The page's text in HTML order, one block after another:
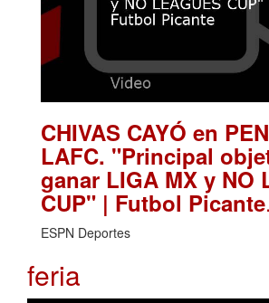
CHIVAS CAYÓ en
LAFC. "Principal
ganar LIGA MX y NO
CUP" | Futbol Picante
ESPN Deportes
feria